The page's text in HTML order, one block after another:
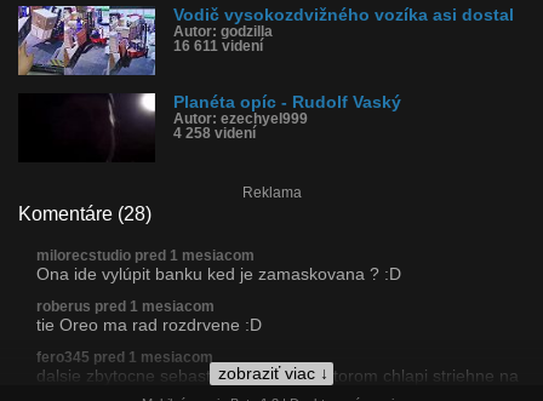
Vodič vysokozdvižného vozíka asi dostal
Autor: godzilla
16 611 videní
Planéta opíc - Rudolf Vaský
Autor: ezechyel999
4 258 videní
Reklama
Komentáre (28)
zobraziť viac ↓
milorecstudio pred 1 mesiacom
Ona ide vylúpit banku ked je zamaskovana ? :D
roberus pred 1 mesiacom
tie Oreo ma rad rozdrvene :D
fero345 pred 1 mesiacom
dalsie zbytocne sebastredne video, v ktorom chlapi striehne na
situaciu, v ktorej nataca sam seba, aby svetu ukazal, aky je